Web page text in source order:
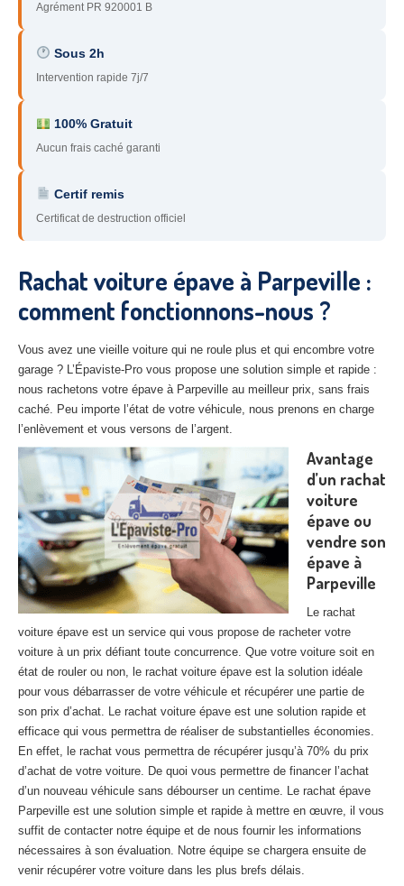
94 – Val-de-Marne
91 – Essonne
45 – Loiret
28– Eure-et-Loir
27– Eure
10– Aube
02 – Aisne
Tousles secteurs
CENTREVHU AGRÉE
Centreagréé VHU Paris 75 : casse auto avec destruction
Centreagréé VHU 77 : casse auto avec destruction
Centreagréé VHU 78 : casse auto avec destruction
Centreagréé VHU 91 : casse auto avec destruction
Centre agréé VHU 92 : casse auto avec destruction
Centreagréé VHU 93 : casse auto avec destruction
Centreagréé VHU 94 : casse auto avec destruction
Centre agréé VHU 95 : casse auto avec destruction
DOCUMENTS À JOINDRE
RACHATVÉHICULES
Agrément PR 920001 B
Sous 2h
Intervention rapide 7j/7
100% Gratuit
Aucun frais caché garanti
Certif remis
Certificat de destruction officiel
Rachat voiture épave à Parpeville :
comment fonctionnons-nous ?
Vous avez une vieille voiture qui ne roule plus et qui encombre votre
garage ? L’Épaviste-Pro vous propose une solution simple et rapide :
nous rachetons votre épave à Parpeville au meilleur prix, sans frais
caché. Peu importe l’état de votre véhicule, nous prenons en charge
l’enlèvement et vous versons de l’argent.
Avantage
d’un rachat
voiture
épave ou
vendre son
épave à
Parpeville
Le rachat
voiture épave est un service qui vous propose de racheter votre
voiture à un prix défiant toute concurrence. Que votre voiture soit en
état de rouler ou non, le rachat voiture épave est la solution idéale
pour vous débarrasser de votre véhicule et récupérer une partie de
son prix d’achat. Le rachat voiture épave est une solution rapide et
efficace qui vous permettra de réaliser de substantielles économies.
En effet, le rachat vous permettra de récupérer jusqu’à 70% du prix
d’achat de votre voiture. De quoi vous permettre de financer l’achat
d’un nouveau véhicule sans débourser un centime. Le rachat épave
Parpeville est une solution simple et rapide à mettre en œuvre, il vous
suffit de contacter notre équipe et de nous fournir les informations
nécessaires à son évaluation. Notre équipe se chargera ensuite de
venir récupérer votre voiture dans les plus brefs délais.